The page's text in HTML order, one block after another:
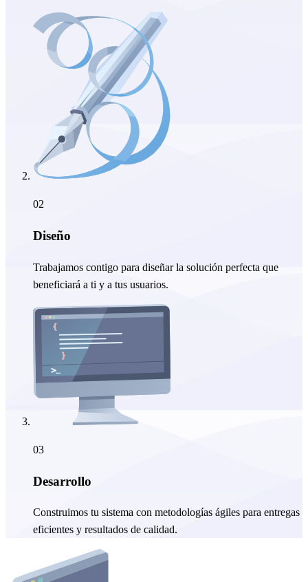
02
Diseño
Trabajamos contigo para diseñar la solución perfecta que
beneficiará a ti y a tus usuarios.
03
Desarrollo
Construimos tu sistema con metodologías ágiles para entregas
eficientes y resultados de calidad.